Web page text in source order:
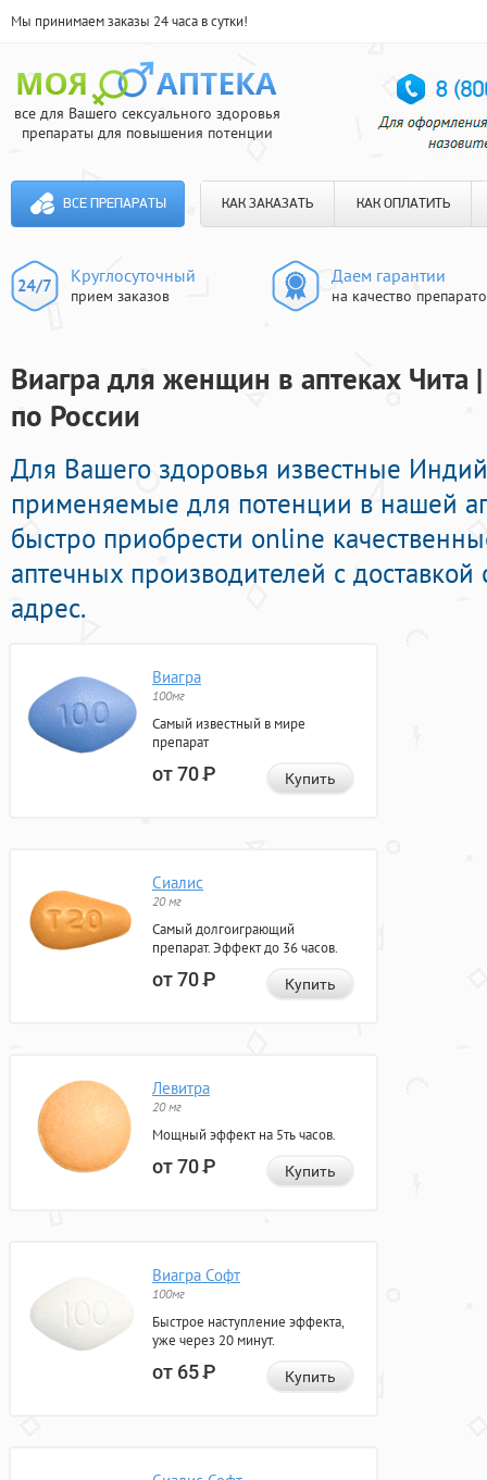
Мы принимаем заказы 24 часа в сутки!
все для Вашего сексуального здоровья
препараты для повышения потенции
ВСЕ ПРЕПАРАТЫ КАК ЗАКАЗАТЬ КАК ОПЛАТИТЬ
Круглосуточный
прием заказов
Даем гарантии
на качество
Виагра для женщин в аптеках Чита
по России
Для Вашего здоровья известные
применяемые для потенции в нашей
быстро приобрести online
аптечных производителей с
адрес.
Виагра
100мг
Самый известный в мире
препарат
от 70Р Купить
Сиалис
20 мг
Самый долгоиграющий
препарат. Эффект до 36 часов.
от 70Р Купить
Левитра
20 мг
Мощный эффект на 5ть часов.
от 70Р Купить
Виагра Софт
100мг
Быстрое наступление эффекта,
уже через 20 минут.
от 65Р Купить